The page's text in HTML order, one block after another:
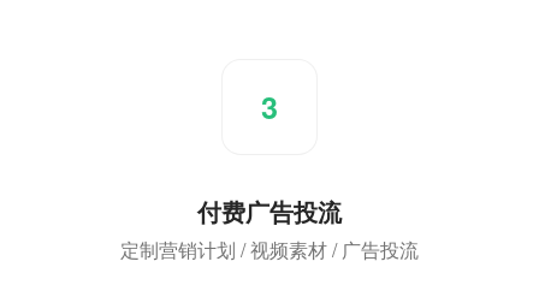
3
付费广告投流
定制营销计划 / 视频素材 / 广告投流